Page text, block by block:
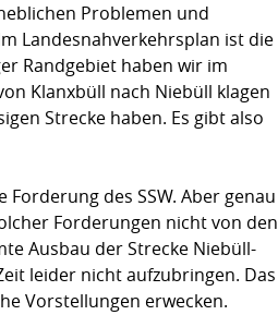
Problemen und
Landesnahverkehrsplan ist die
Randgebiet haben wir im
Klanxbüll nach Niebüll klagen
Strecke haben. Es gibt also
des SSW. Aber genau
Forderungen nicht von den
Ausbau der Strecke Niebüll-
leider nicht aufzubringen. Das
Vorstellungen erwecken.